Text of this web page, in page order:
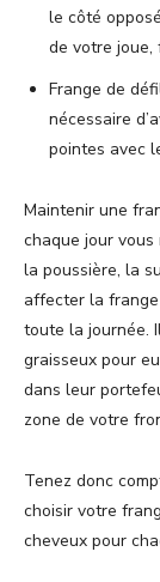
le côté
de votre joue,
Frange de
nécessaire
pointes avec
Maintenir une
chaque jour
la poussière, la
affecter la
toute la journée.
graisseux pour
dans leur
zone de votre
Tenez donc
choisir votre
cheveux pour